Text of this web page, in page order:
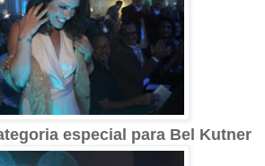
especial para Bel Kutner